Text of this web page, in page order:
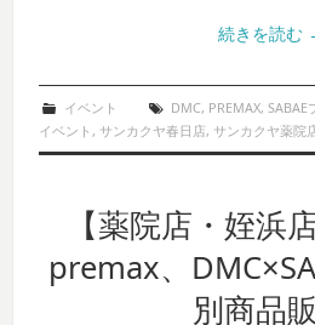
続きを読む
イベント DMC, PREMAX,SABAE
イベント , サンカクヤ春日店, サンカクヤ薬院
【薬院店・姪浜
premax、
別商品